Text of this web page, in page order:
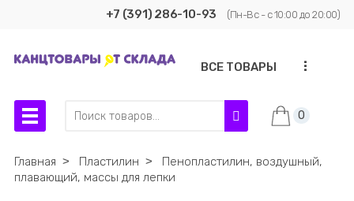
+7 (391) 286-10-93 (Пн-Вс - с 10:00 до 20:00)
ВСЕ ТОВАРЫ ...
0
Главная ˃ Пластилин ˃
Пенопластилин, воздушный,
плавающий, массы для лепки